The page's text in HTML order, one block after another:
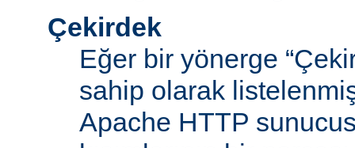
Çekirdek
Eğer bir yönerge
sahip olarak
Apache HTTP